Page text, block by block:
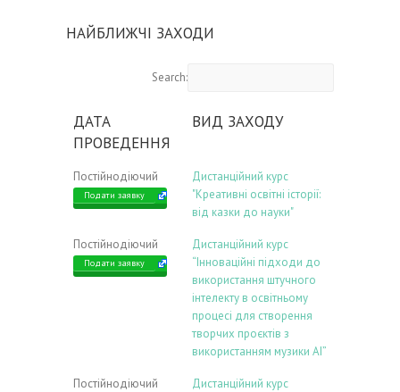
НАЙБЛИЖЧІ ЗАХОДИ
Search:
ДАТА
ПРОВЕДЕННЯ
ВИД ЗАХОДУ
Постійнодіючий
Подати заявку
Дистанційний курс
"Креативні освітні історії:
від казки до науки"
Постійнодіючий
Подати заявку
Дистанційний курс
“Інноваційні підходи до
використання штучного
інтелекту в освітньому
процесі для створення
творчих проєктів з
використанням музики АІ”
Постійнодіючий
Дистанційний курс